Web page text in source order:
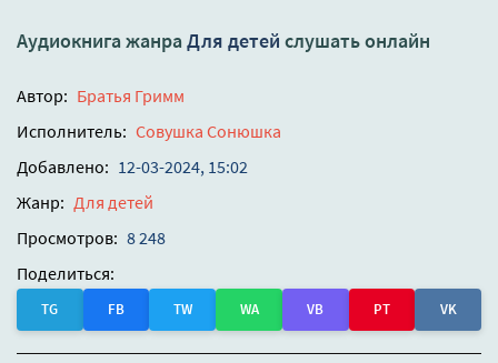
Аудиокнига жанра Для детей слушать онлайн
Автор: Братья Гримм
Исполнитель: Совушка Сонюшка
Добавлено: 12-03-2024, 15:02
Жанр: Для детей
Просмотров: 8 248
Поделиться:
TG FB TW WA VB PT VK